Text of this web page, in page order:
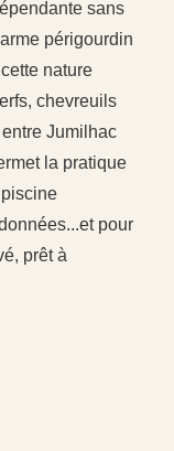
sans
périgourdin
nature
chevreuils
Jumilhac
la pratique
pour
prêt à